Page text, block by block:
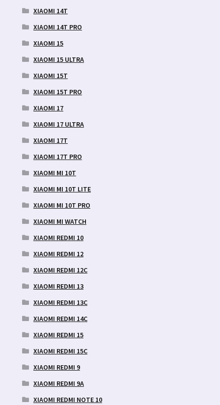
XIAOMI 14T
XIAOMI 14T PRO
XIAOMI 15
XIAOMI 15 ULTRA
XIAOMI 15T
XIAOMI 15T PRO
XIAOMI 17
XIAOMI 17 ULTRA
XIAOMI 17T
XIAOMI 17T PRO
XIAOMI MI 10T
XIAOMI MI 10T LITE
XIAOMI MI 10T PRO
XIAOMI MI WATCH
XIAOMI REDMI 10
XIAOMI REDMI 12
XIAOMI REDMI 12C
XIAOMI REDMI 13
XIAOMI REDMI 13C
XIAOMI REDMI 14C
XIAOMI REDMI 15
XIAOMI REDMI 15C
XIAOMI REDMI 9
XIAOMI REDMI 9A
XIAOMI REDMI NOTE 10